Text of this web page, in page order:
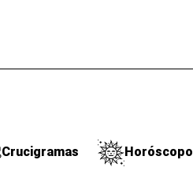
Crucigramas Horóscopo